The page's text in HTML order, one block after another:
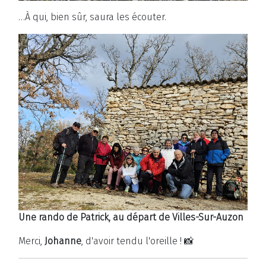
…À qui, bien sûr, saura les écouter.
Une rando de Patrick, au départ de Villes-Sur-Auzon
Merci, Johanne , d'avoir tendu l'oreille ! 📸